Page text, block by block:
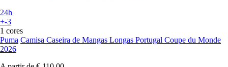
24h
+-3
1 cores
Puma Camisa Caseira de Mangas Longas Portugal Coupe du Monde
2026